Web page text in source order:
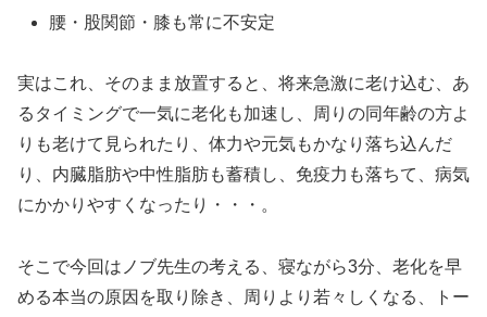
腰・股関節・膝も常に不安定
実はこれ、そのまま放置すると、将来急激に老け込む、あ
るタイミングで一気に老化も加速し、周りの同年齢の方よ
りも老けて見られたり、体力や元気もかなり落ち込んだ
り、内臓脂肪や中性脂肪も蓄積し、免疫力も落ちて、病気
にかかりやすくなったり・・・。
そこで今回はノブ先生の考える、寝ながら3分、老化を早
める本当の原因を取り除き、周りより若々しくなる、トー